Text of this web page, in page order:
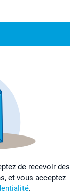
de recevoir des
et vous acceptez
.